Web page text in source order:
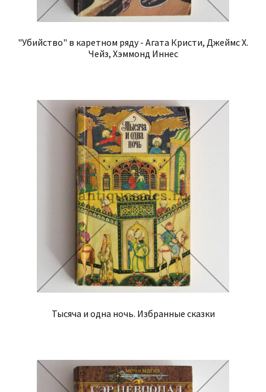
"Убийство" в каретном ряду - Агата Кристи, Джеймс Х.
Чейз, Хэммонд Иннес
Тысяча и одна ночь. Избранные сказки